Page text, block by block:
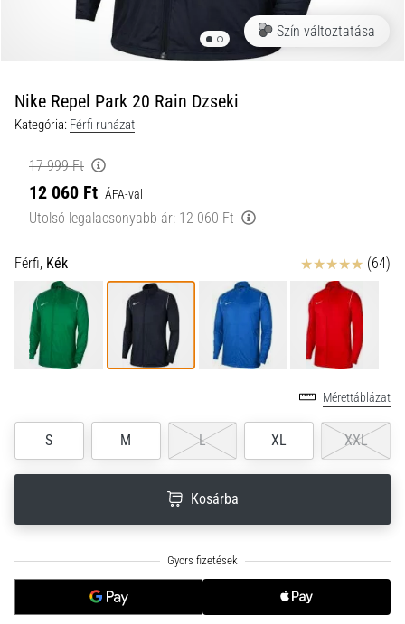
következő
dolgok
nem
táskádból!​​​​​​​
•
10 perces olvasási idő
Cross
Training
neki
készíts
atlétika,
vonz
Szín változtatása
Nike Repel Park 20 Rain Dzseki
Kategória: Férfi ruházat
17 999 Ft
12 060 Ft ÁFA-val
Utolsó legalacsonyabb ár: 12 060 Ft
Férfi, Kék Értékelés (64)
Mérettáblázat
S M L XL XXL
Kosárba